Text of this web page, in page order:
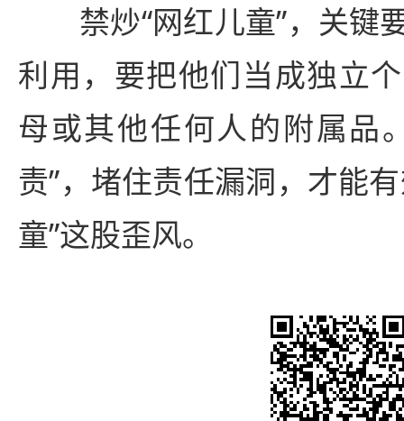
禁炒“网红儿童”，关键
利用，要把他们当成独立
母或其他任何人的附属品
责”，堵住责任漏洞，才能
童”这股歪风。